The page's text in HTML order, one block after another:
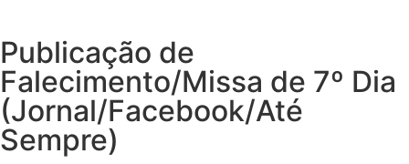
Publicação de
Falecimento/Missa de 7º Dia
(Jornal/Facebook/Até
Sempre)